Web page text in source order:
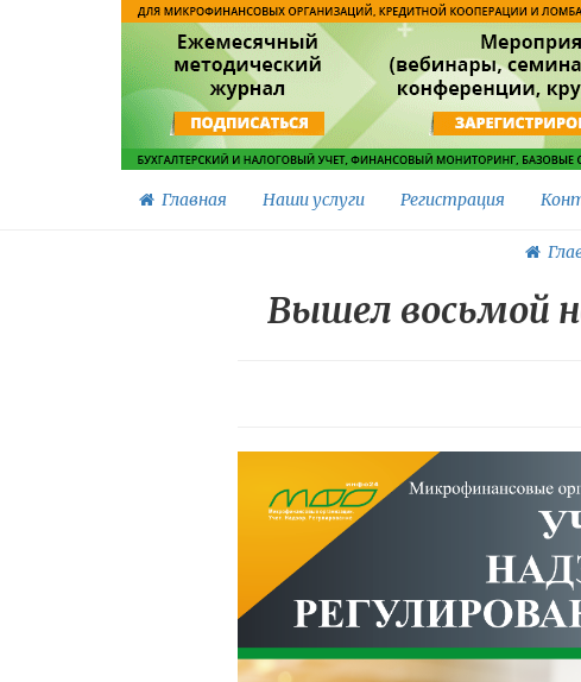
Главная Наши услуги Регистрация
Вышел восьмой